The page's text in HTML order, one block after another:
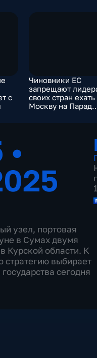
с
Чиновники ЕС
запрещают
своих стран ехать
Москву на Парад
•
узел, портовая
в Сумах двумя
Курской области. К
стратегию выбирает
сегодня